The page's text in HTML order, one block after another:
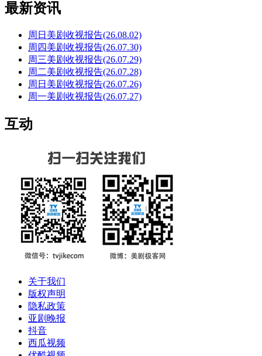
最新资讯
周日美剧收视报告(26.08.02)
周四美剧收视报告(26.07.30)
周三美剧收视报告(26.07.29)
周二美剧收视报告(26.07.28)
周日美剧收视报告(26.07.26)
周一美剧收视报告(26.07.27)
互动
关于我们
版权声明
隐私政策
亚剧晚报
抖音
西瓜视频